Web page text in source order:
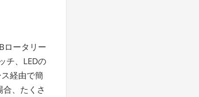
ロータリー
チ、LEDの
経由で簡
、たくさ